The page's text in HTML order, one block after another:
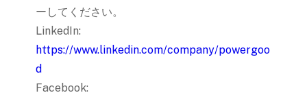
ーしてください。
LinkedIn:
https://www.linkedin.com/company/powergoo
d
Facebook: